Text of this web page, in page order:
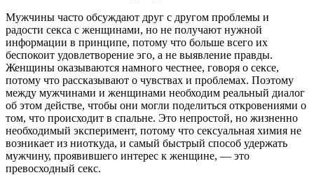
Мужчины часто обсуждают друг с другом проблемы и
радости секса с женщинами, но не получают нужной
информации в принципе, потому что больше всего их
беспокоит удовлетворение эго, а не выявление правды.
Женщины оказываются намного честнее, говоря о сексе,
потому что рассказывают о чувствах и проблемах. Поэтому
между мужчинами и женщинами необходим реальный диалог
об этом действе, чтобы они могли поделиться откровениями о
том, что происходит в спальне. Это непростой, но жизненно
необходимый эксперимент, потому что сексуальная химия не
возникает из ниоткуда, и самый быстрый способ удержать
мужчину, проявившего интерес к женщине, — это
превосходный секс.